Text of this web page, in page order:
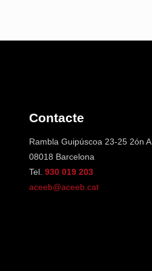
Contacte
Rambla Guipúscoa 23-25 2ón A
08018 Barcelona
Tel.930 019 203
aceeb@aceeb.cat